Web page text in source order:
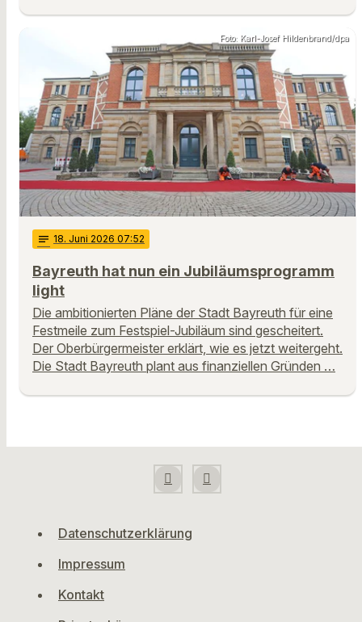
Foto: Karl-Josef Hildenbrand/dpa
notes 18. Juni 2026 07:52
Bayreuth hat nun ein Jubiläumsprogramm
light
Die ambitionierten Pläne der Stadt Bayreuth für eine
Festmeile zum Festspiel-Jubiläum sind gescheitert.
Der Oberbürgermeister erklärt, wie es jetzt weitergeht.
Die Stadt Bayreuth plant aus finanziellen Gründen …
Datenschutzerklärung
Impressum
Kontakt